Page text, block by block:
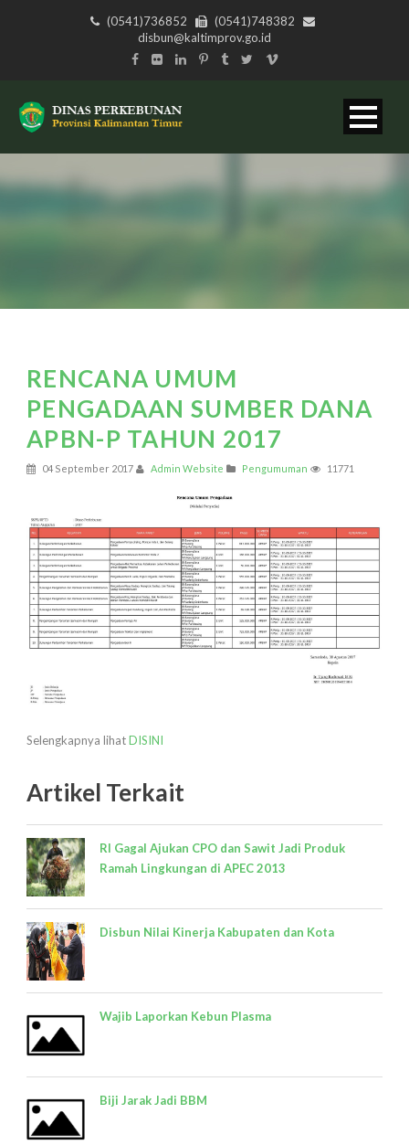
(0541)736852
(0541)748382
disbun@kaltimprov.go.id
RENCANA UMUM
PENGADAAN SUMBER DANA
APBN-P TAHUN 2017
04 September 2017 Admin Website Pengumuman 11771
Selengkapnya lihatDISINI
Artikel Terkait
RI Gagal Ajukan CPO dan Sawit Jadi Produk
Ramah Lingkungan di APEC 2013
Disbun Nilai Kinerja Kabupaten dan Kota
Wajib Laporkan Kebun Plasma
Biji Jarak Jadi BBM